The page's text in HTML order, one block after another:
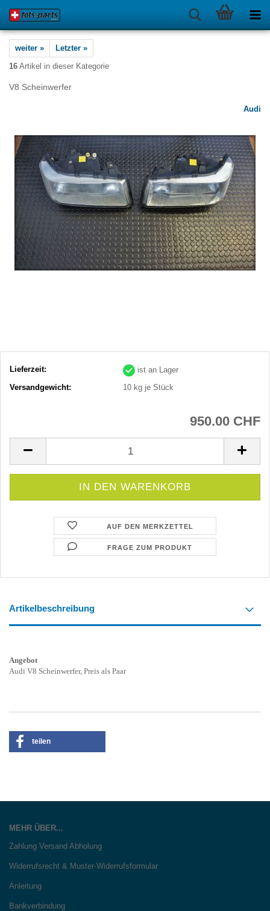
weiter »
Letzter »
16 Artikel in dieser Kategorie
V8 Scheinwerfer
Audi
Lieferzeit:
ist an Lager
Versandgewicht:
10 kg je Stück
950.00 CHF
AUF DEN MERKZETTEL
FRAGE ZUM PRODUKT
Artikelbeschreibung
Angebot
Audi V8 Scheinwerfer, Preis als Paar
teilen
MEHR ÜBER...
Zahlung Versand Abholung
Widerrufsrecht & Muster-Widerrufsformular
Anleitung
Bankverbindung